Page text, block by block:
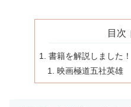
目次
書籍を解説しました
映画極道五社英雄